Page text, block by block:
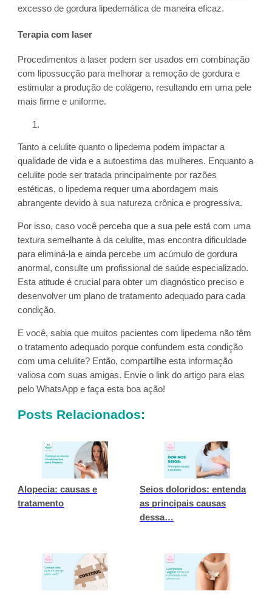
excesso de gordura lipedemática de maneira eficaz.
Terapia com laser
Procedimentos a laser podem ser usados em combinação
com lipossucção para melhorar a remoção de gordura e
estimular a produção de colágeno, resultando em uma pele
mais firme e uniforme.
Tanto a celulite quanto o lipedema podem impactar a
qualidade de vida e a autoestima das mulheres. Enquanto a
celulite pode ser tratada principalmente por razões
estéticas, o lipedema requer uma abordagem mais
abrangente devido à sua natureza crônica e progressiva.
Por isso, caso você perceba que a sua pele está com uma
textura semelhante à da celulite, mas encontra dificuldade
para eliminá-la e ainda percebe um acúmulo de gordura
anormal, consulte um profissional de saúde especializado.
Esta atitude é crucial para obter um diagnóstico preciso e
desenvolver um plano de tratamento adequado para cada
condição.
E você, sabia que muitos pacientes com lipedema não têm
o tratamento adequado porque confundem esta condição
com uma celulite? Então, compartilhe esta informação
valiosa com suas amigas. Envie o link do artigo para elas
pelo WhatsApp e faça esta boa ação!
Posts Relacionados:
Alopecia: causas e
tratamento
Seios doloridos: entenda
as principais causas
dessa…